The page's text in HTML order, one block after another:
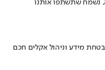
נשמח שתשתפו אותנו
מידע וניהול אקלים חכם